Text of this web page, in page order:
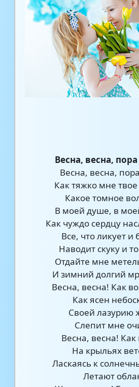
Весна, весна,
Весна, весна,
Как тяжко мне
Какое томное
В моей душе, в
Как чуждо сердцу
Все, что ликует и
Наводит скуку и
Отдайте мне
И зимний долгий
Весна, весна! Как
Как ясен
Своей лазурию
Слепит мне
Весна, весна! Как
На крыльях
Ласкаясь к
Летают